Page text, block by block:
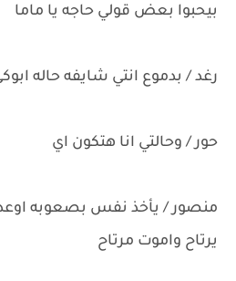
بيحبوا بعض قولي حاجه يا ماما
رغد / بدموع انتي شايفه حاله
حور / وحالتي انا هتكون اي
منصور / يأخذ نفس بصعوبه
يرتاح واموت مرتاح